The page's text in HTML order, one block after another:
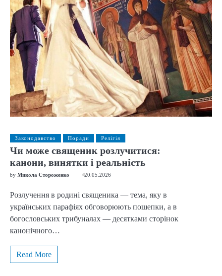
Законодавство Поради Релігія
Чи може священик розлучитися:
канони, винятки і реальність
by Микола Стороженко 20.05.2026
Розлучення в родині священика — тема, яку в
українських парафіях обговорюють пошепки, а в
богословських трибуналах — десятками сторінок
канонічного…
Read More